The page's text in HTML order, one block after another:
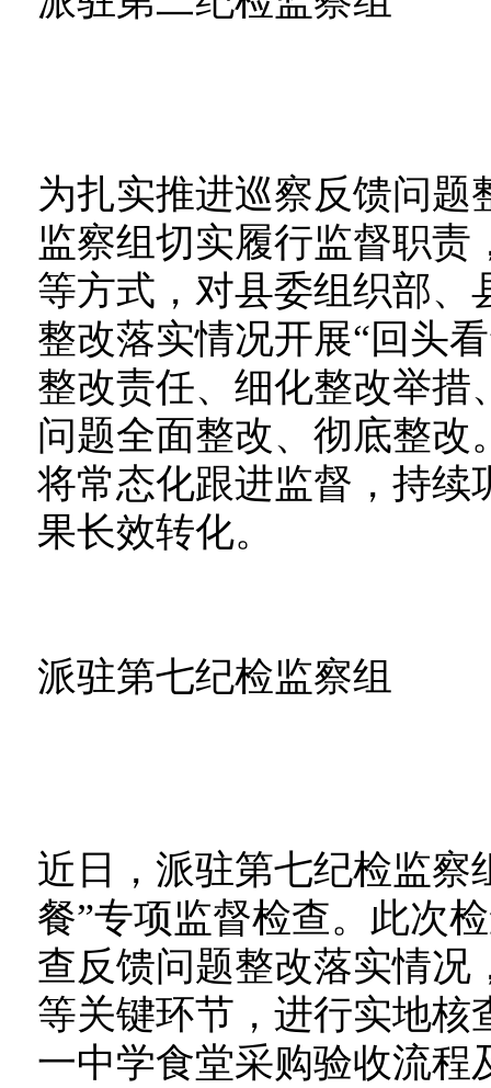
为扎实推进巡察反馈问
监察组切实履行监督职
等方式，对县委组织部、
整改落实情况开展“回头
整改责任、细化整改举措
问题全面整改、彻底整
将常态化跟进监督，持续
果长效转化。
派驻第七纪检监察组
近日，派驻第七纪检监察
餐”专项监督检查。此次
查反馈问题整改落实情况
等关键环节，进行实地核
一中学食堂采购验收流程